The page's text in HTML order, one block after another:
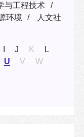
与工程技术
环境
人文社
J K
L
U V
W